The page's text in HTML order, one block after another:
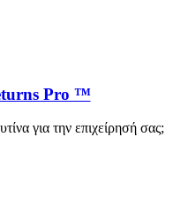
Pro ™
για την επιχείρησή σας;